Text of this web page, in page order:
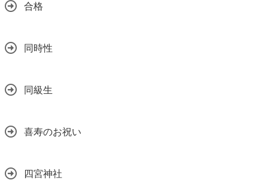
合格
同時性
同級生
喜寿のお祝い
四宮神社